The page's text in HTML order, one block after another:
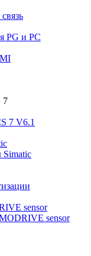
PG и PC
7
7 V6.1
Simatic
sensor
sensor